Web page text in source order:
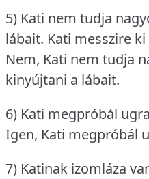
5) Kati nem tudja
lábait. Kati messzire
Nem, Kati nem tudja
kinyújtani a lábait.
6) Kati megpróbál
Igen, Kati megpróbál
7) Katinak izomláza